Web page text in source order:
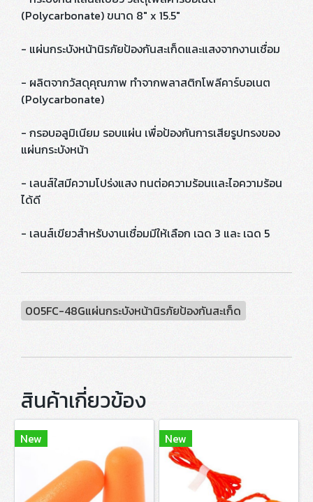
(Polycarbonate) ขนาด 8" x 15.5"
- แผ่นกระบังหน้านิรภัยป้องกันสะเก็ดและแสงจากงานเชื่อม
- ผลิตจากวัสดุคุณภาพ ทำจากพลาสติกโพลีคาร์บอเนต
(Polycarbonate)
- กรอบอลูมิเนียม รอบแผ่น เพื่อป้องกันการเสียรูปทรงของ
แผ่นกระบังหน้า
- เลนส์ใสมีความโปร่งแสง ทนต่อความร้อนเเละไอความร้อน
ได้ดี
- เลนส์เขียวสำหรับงานเชื่อมมีให้เลือก เฉด 3 และ เฉด 5
005FC-48Gแผ่นกระบังหน้านิรภัยป้องกันสะเก็ด
สินค้าเกี่ยวข้อง
New New